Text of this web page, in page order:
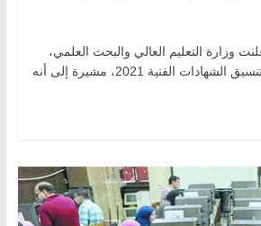
وزارة التعليم العالي والبحث العلمي،
الفنية 2021، مشيرة إلى أنه